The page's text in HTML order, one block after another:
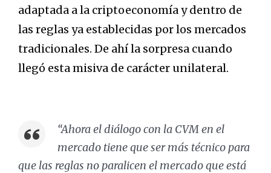
adaptada a la criptoeconomía y dentro de
las reglas ya establecidas por los mercados
tradicionales. De ahí la sorpresa cuando
llegó esta misiva de carácter unilateral.
“Ahora el diálogo con la CVM en el
mercado tiene que ser más técnico para
que las reglas no paralicen el mercado que está